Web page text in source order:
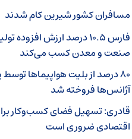
مسافران کشور شیرین کام شدند
فارس ۱۰.۵ درصد ارزش
صنعت و معدن کسب می‌کند
۸۰ درصد از بلیت هواپیماها
آژانس‌ها فروخته شد
قادری: تسهیل فضای کسب‌وکار
اقتصادی ضروری است